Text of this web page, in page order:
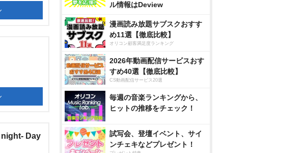
Day
ル情報はDeview
漫画読み放題サブスクおすす
め11選【徹底比較】
オリコン顧客満足度ランキング
2026年動画配信サービスおす
すめ40選【徹底比較】
CS動画配信サービス20選
毎週の音楽ランキングから、
ヒットの推移をチェック！
試写会、登壇イベント、サイ
ンチェキなどプレゼント！